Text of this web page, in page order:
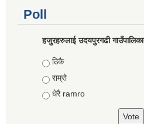
Poll
हजुरहरुलाई उदयपुरगढी
Choices
ठिकै
राम्रो
धेरै ramro